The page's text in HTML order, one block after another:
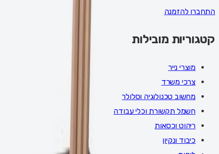
התחברו להזמנה
קטגוריות מובילות
מוצרי נייר
צרכי משרד
מחשוב טכנולוגיה וסלולר
חשמל תקשורת וכלי עבודה
ריהוט וכסאות
כיבוד ונקיון